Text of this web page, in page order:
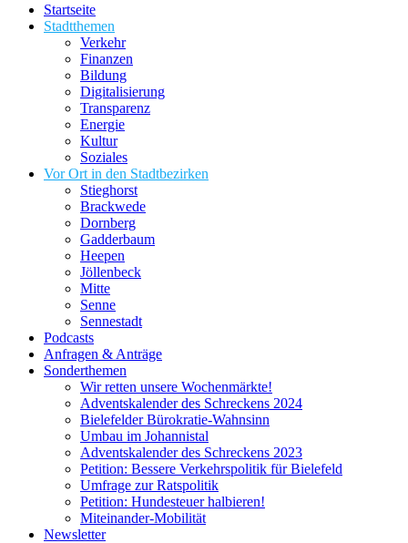
Startseite
Stadtthemen
Verkehr
Finanzen
Bildung
Digitalisierung
Transparenz
Energie
Kultur
Soziales
Vor Ort in den Stadtbezirken
Stieghorst
Brackwede
Dornberg
Gadderbaum
Heepen
Jöllenbeck
Mitte
Senne
Sennestadt
Podcasts
Anfragen & Anträge
Sonderthemen
Wir retten unsere Wochenmärkte!
Adventskalender des Schreckens 2024
Bielefelder Bürokratie-Wahnsinn
Umbau im Johannistal
Adventskalender des Schreckens 2023
Petition: Bessere Verkehrspolitik für Bielefeld​​
Umfrage zur Ratspolitik
Petition: Hundesteuer halbieren!
Miteinander-Mobilität
Newsletter